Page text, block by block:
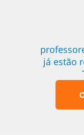
já estão